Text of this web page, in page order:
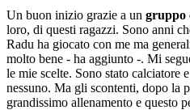
Un buon inizio grazie a un gruppo
loro, di questi ragazzi. Sono anni
Radu ha giocato con me ma
molto bene - ha aggiunto -. Mi
le mie scelte. Sono stato calciatore
nessuno. Ma gli scontenti, dopo la
grandissimo allenamento e questo